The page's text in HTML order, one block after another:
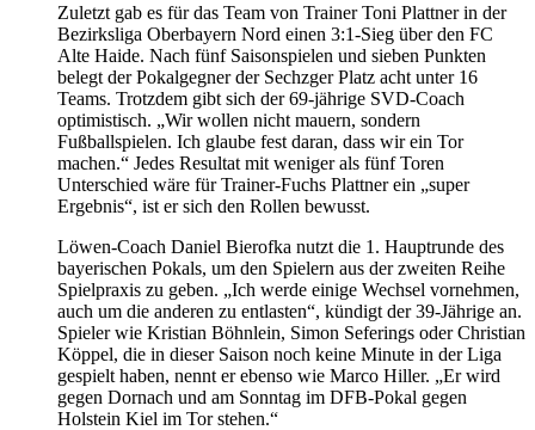
Zuletzt gab es für das Team von Trainer Toni Plattner in der
Bezirksliga Oberbayern Nord einen 3:1-Sieg über den FC
Alte Haide. Nach fünf Saisonspielen und sieben Punkten
belegt der Pokalgegner der Sechzger Platz acht unter 16
Teams. Trotzdem gibt sich der 69-jährige SVD-Coach
optimistisch. „Wir wollen nicht mauern, sondern
Fußballspielen. Ich glaube fest daran, dass wir ein Tor
machen.“ Jedes Resultat mit weniger als fünf Toren
Unterschied wäre für Trainer-Fuchs Plattner ein „super
Ergebnis“, ist er sich den Rollen bewusst.
Löwen-Coach Daniel Bierofka nutzt die 1. Hauptrunde des
bayerischen Pokals, um den Spielern aus der zweiten Reihe
Spielpraxis zu geben. „Ich werde einige Wechsel vornehmen,
auch um die anderen zu entlasten“, kündigt der 39-Jährige an.
Spieler wie Kristian Böhnlein, Simon Seferings oder Christian
Köppel, die in dieser Saison noch keine Minute in der Liga
gespielt haben, nennt er ebenso wie Marco Hiller. „Er wird
gegen Dornach und am Sonntag im DFB-Pokal gegen
Holstein Kiel im Tor stehen.“